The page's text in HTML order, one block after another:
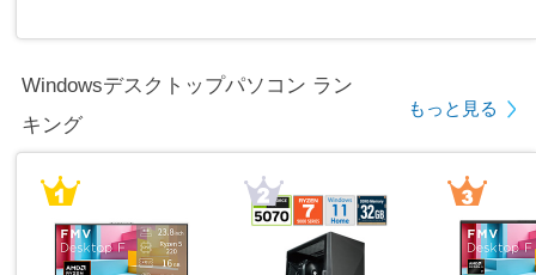
Windowsデスクトップパソコン ラン
キング
もっと見る